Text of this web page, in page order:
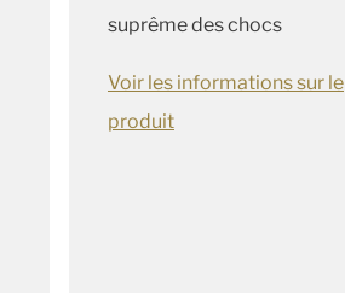
suprême des chocs
Voir les informations sur le
produit